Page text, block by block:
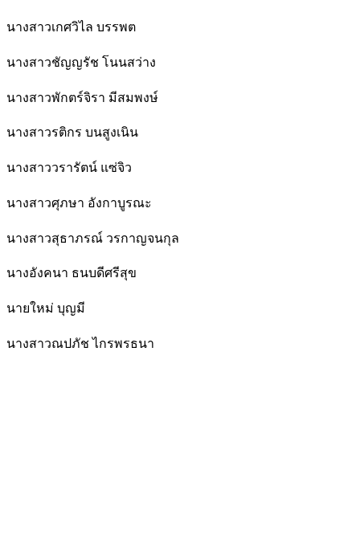
นางสาวเกศวิไล บรรพต
นางสาวชัญญรัช โนนสว่าง
นางสาวพักตร์จิรา มีสมพงษ์
นางสาวรติกร บนสูงเนิน
นางสาววรารัตน์ แซ่จิว
นางสาวศุภษา อังกาบูรณะ
นางสาวสุธาภรณ์ วรกาญจนกุล
นาง​อัง​ค​นา​ ธนบดี​ศรี​สุข​
นายใหม่ บุญมี
นางสาวณปภัช ไกรพรธนา